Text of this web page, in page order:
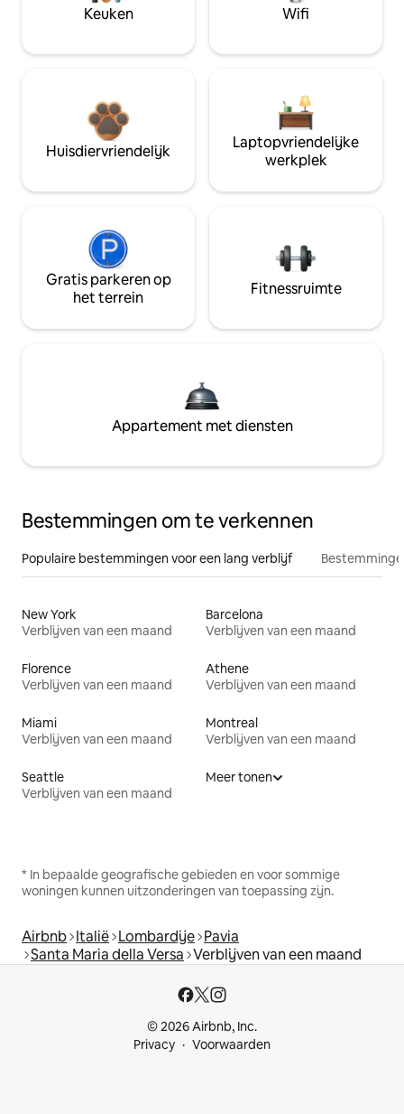
Keuken Wifi
Huisdiervriendelijk
Laptopvriendelijke
werkplek
Gratis parkeren op
het terrein
Fitnessruimte
Appartement met diensten
Bestemmingen om te verkennen
Populaire bestemmingen voor een lang verblijf
New York
Verblijven van een maand
Barcelona
Verblijven van een maand
Florence
Verblijven van een maand
Athene
Verblijven van een maand
Miami
Verblijven van een maand
Montreal
Verblijven van een maand
Seattle
Verblijven van een maand
Meer tonen
* In bepaalde geografische gebieden en voor sommige
woningen kunnen uitzonderingen van toepassing zijn.
Airbnb Italië Lombardije Pavia
Santa Maria della Versa Verblijven van een maand
© 2026 Airbnb, Inc.
Privacy
Voorwaarden